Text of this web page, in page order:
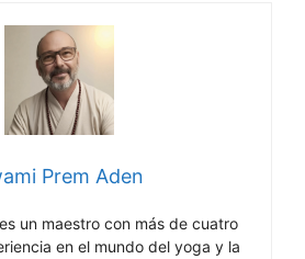
Prem Aden
es un maestro con más de cuatro
en el mundo del yoga y la